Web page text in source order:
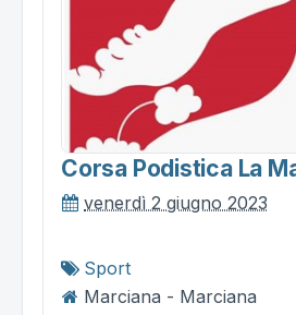
Corsa Podistica La
venerdì 2 giugno 2023
Sport
Marciana - Marciana